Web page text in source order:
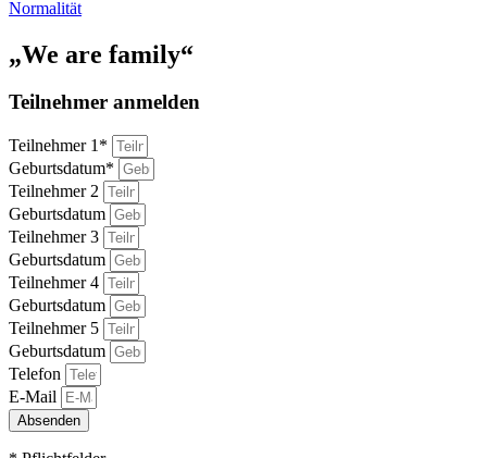
Normalität
„We are family“
Teilnehmer anmelden
Teilnehmer 1*
Geburtsdatum*
Teilnehmer 2
Geburtsdatum
Teilnehmer 3
Geburtsdatum
Teilnehmer 4
Geburtsdatum
Teilnehmer 5
Geburtsdatum
Telefon
E-Mail
Absenden